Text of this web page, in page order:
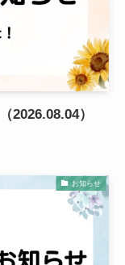
2026.08.04）
お知らせ